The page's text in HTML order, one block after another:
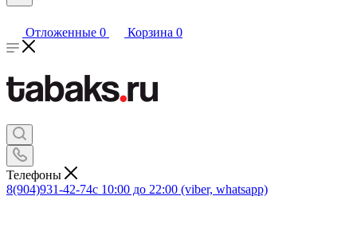
Отложенные 0 Корзина 0
Телефоны
8(904)931-42-74с 10:00 до 22:00 (viber, whatsapp)